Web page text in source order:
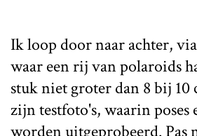
Ik loop door naar achter,
waar een rij van polaroids
stuk niet groter dan 8 bij
zijn testfoto's, waarin poses
worden uitgeprobeerd. Pas